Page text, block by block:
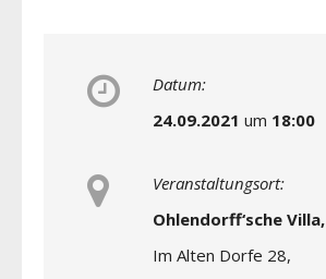
Datum:
24.09.2021 um 18:00
Veranstaltungsort:
Ohlendorff‘sche Villa,
Im Alten Dorfe 28,